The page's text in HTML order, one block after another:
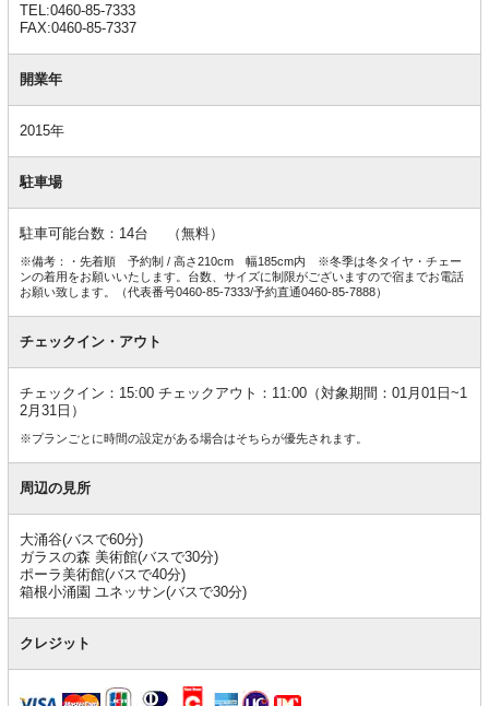
TEL:0460-85-7333
FAX:0460-85-7337
開業年
2015年
駐車場
駐車可能台数：14台 （無料）
※備考：・先着順 予約制 / 高さ210cm 幅185cm内 ※冬季は冬タイヤ・チェー
ンの着用をお願いいたします。台数、サイズに制限がございますので宿までお電話
お願い致します。（代表番号0460-85-7333/予約直通0460-85-7888）
チェックイン・アウト
チェックイン：15:00 チェックアウト：11:00（対象期間：01月01日~1
2月31日）
※プランごとに時間の設定がある場合はそちらが優先されます。
周辺の見所
大涌谷(バスで60分)
ガラスの森 美術館(バスで30分)
ポーラ美術館(バスで40分)
箱根小涌園 ユネッサン(バスで30分)
クレジット